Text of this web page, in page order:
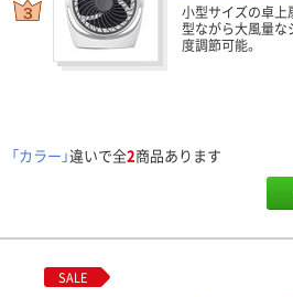
小型サイズの卓上
型ながら大風量な
度調節可能。
「カラー」違いで全2商品あります
SALE